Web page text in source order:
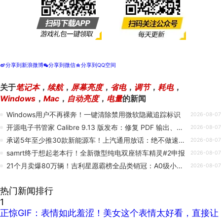
t分享到新浪微博w分享到微信z分享到QQ空间
关于笔记本， 续航， 屏幕亮度， 省电， 调节， 耗电，
Windows ， Mac ， 自动亮度， 电量的新闻
Windows用户不再裸奔！一键清除禁用微软隐藏追踪标识 2026-08-07
开源电子书管家 Calibre 9.13 版发布：修复 PDF 输出、搜索等错误 2026-08-07
承诺5年至少推30款新能源车！上汽通用放话：绝不做速成车 2026-08-07
samrt终于想起老本行！全新微型纯电双座轿车精灵#2申报 2026-08-07
21个月卖爆80万辆！吉利星愿霸榜全品类销冠：A0级小车杀疯了 2026-08-07
热门新闻排行
1
正惊GIF：表情如此羞涩！美女这个表情太好看，直接让